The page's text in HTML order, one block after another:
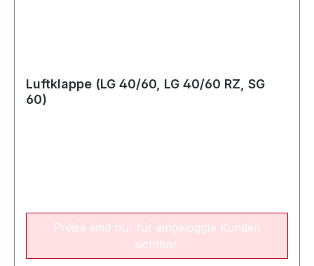
Luftklappe (LG 40/60, LG 40/60 RZ, SG
60)
Preise sind nur für eingeloggte Kunden
sichtbar.